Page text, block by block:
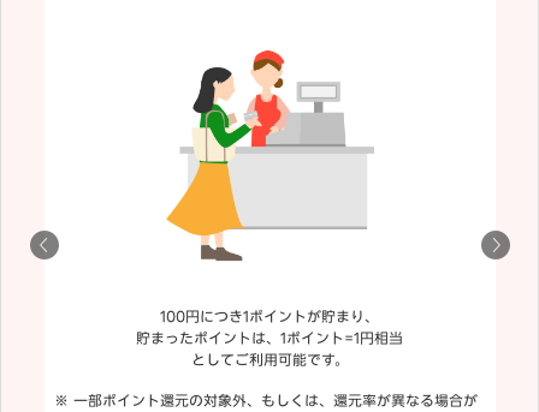
100円につき1ポイントが貯まり、
貯まったポイントは、1ポイント=1円相当
としてご利用可能です。
一部ポイント還元の対象外、もしくは、還元率が異なる場合が